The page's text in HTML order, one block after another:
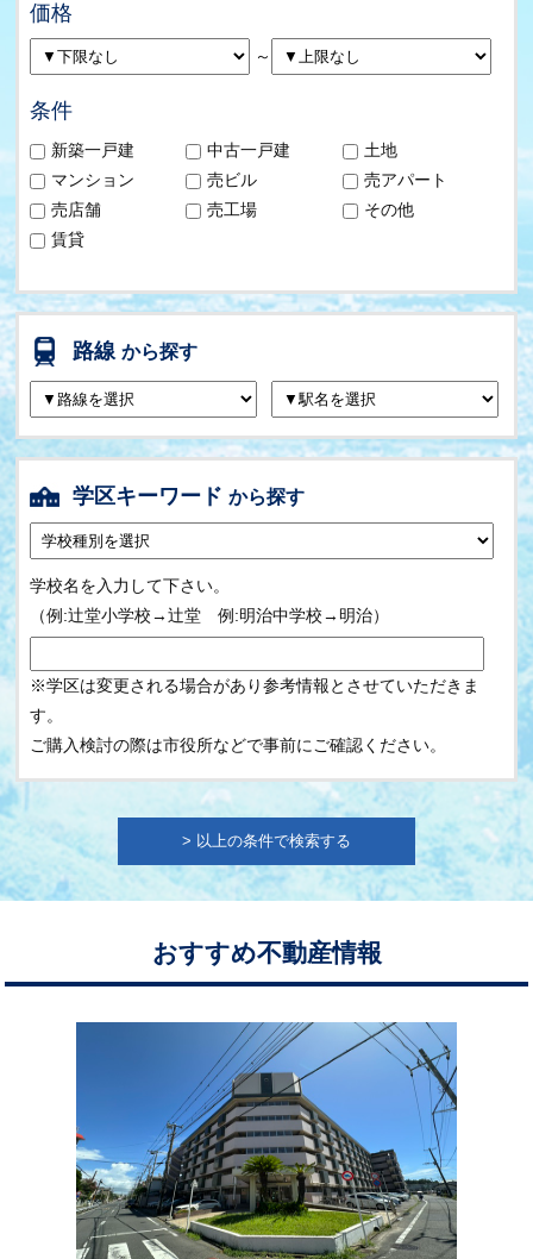
価格
～
条件
新築一戸建 中古一戸建
土地
マンション
売ビル
売アパート
売店舗
売工場
その他
賃貸
路線 から探す
学区キーワード から探す
小学校か中学校を選んでください。
学校名を入力して下さい。
（例:辻堂小学校→辻堂 例:明治中学校→明治）
※学区は変更される場合があり参考情報とさせていただきま
す。
ご購入検討の際は市役所などで事前にご確認ください。
おすすめ不動産情報